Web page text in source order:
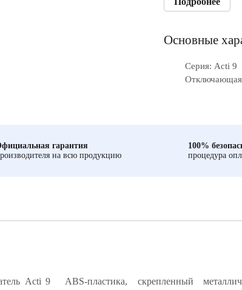
Основные
Серия: Acti 9
Отключающая
гарантия
на всю продукцию
100%
процедура
Acti 9
ABS-пластика, скрепленный